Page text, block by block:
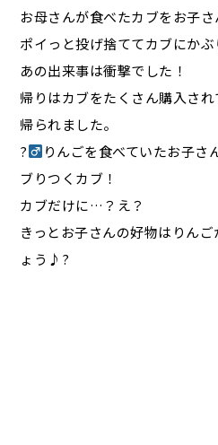
お母さんが食べたカブをお子
ポイっと投げ捨ててカブにか
あの出来事は衝撃でした！
帰りはカブをたくさん購入され
帰られました。
?‍
りんごを食べていたお子さ
ブりつくカブ！
カブだけに…？え？
きっとお子さんの好物はりん
ょう♪?